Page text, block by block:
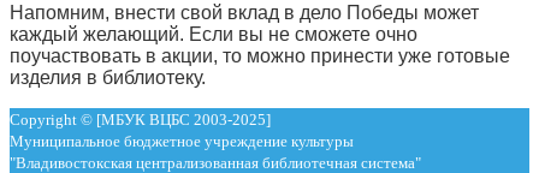
Напомним, внести свой вклад в дело Победы может
каждый желающий. Если вы не сможете очно
поучаствовать в акции, то можно принести уже готовые
изделия в библиотеку.
Copyright © [МБУК ВЦБС 2003-2025]
Муниципальное бюджетное учреждение культуры
"Владивостокская централизованная библиотечная система"